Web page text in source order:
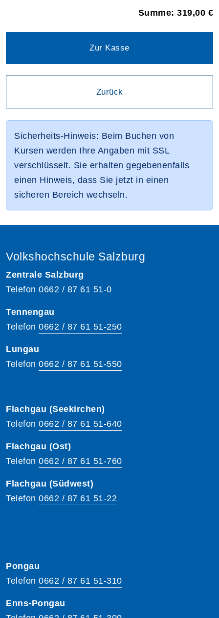
Summe: 319,00 €
Zur Kasse
Einen Schritt
Zurück
Sicherheits-Hinweis: Beim Buchen von
Kursen werden Ihre Angaben mit SSL
verschlüsselt. Sie erhalten gegebenenfalls
einen Hinweis, dass Sie jetzt in einen
sicheren Bereich wechseln.
Volkshochschule Salzburg
Zentrale Salzburg
Telefon 0662 / 87 61 51-0
Tennengau
Telefon 0662 / 87 61 51-250
Lungau
Telefon 0662 / 87 61 51-550
Flachgau (Seekirchen)
Telefon 0662 / 87 61 51-640
Flachgau (Ost)
Telefon 0662 / 87 61 51-760
Flachgau (Südwest)
Telefon 0662 / 87 61 51-22
Pongau
Telefon 0662 / 87 61 51-310
Enns-Pongau